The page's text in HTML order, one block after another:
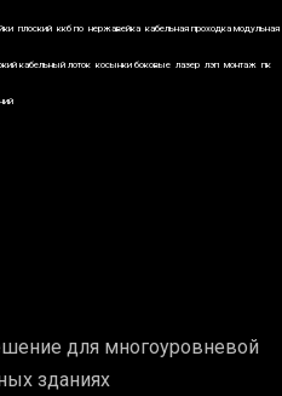
плоский ккб по нержавейка кабельная проходка модульная
кабельный лоток косынки боковые лазер лэп монтаж пк
для многоуровневой
зданиях